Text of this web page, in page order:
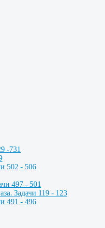
-731
502 - 506
497 - 501
Задачи 119 - 123
491 - 496